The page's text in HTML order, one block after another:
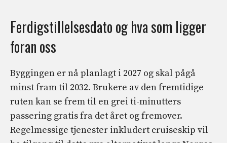
Ferdigstillelsesdato og hva som ligger
foran oss
Byggingen er nå planlagt i 2027 og skal pågå
minst fram til 2032. Brukere av den fremtidige
ruten kan se frem til en grei ti-minutters
passering gratis fra det året og fremover.
Regelmessige tjenester inkludert cruiseskip vil